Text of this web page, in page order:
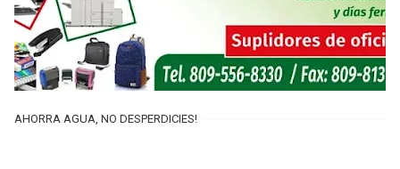
AHORRA AGUA, NO DESPERDICIES!